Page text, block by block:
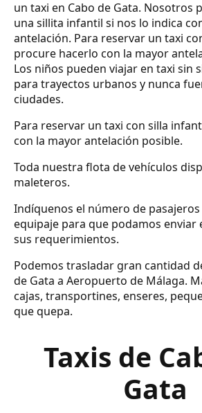
un taxi en Cabo de Gata. Nosotros
una sillita infantil si nos lo indica
antelación. Para reservar un taxi
procure hacerlo con la mayor
Los niños pueden viajar en taxi sin
para trayectos urbanos y nunca
ciudades.
Para reservar un taxi con silla
con la mayor antelación posible.
Toda nuestra flota de vehículos
maleteros.
Indíquenos el número de
equipaje para que podamos enviar
sus requerimientos.
Podemos trasladar gran cantidad
de Gata a Aeropuerto de Málaga.
cajas, transportines, enseres,
que quepa.
Taxis de
Gata